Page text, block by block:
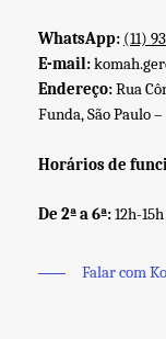
WhatsApp: (11)
E-mail:
Endereço:Rua
Funda, São Paulo –
Horários de
De 2ª a 6ª:12h-
Falar com